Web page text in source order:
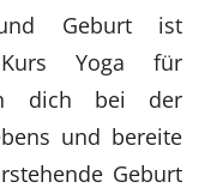
und Geburt ist
Yoga für
dich bei der
und bereite
Geburt